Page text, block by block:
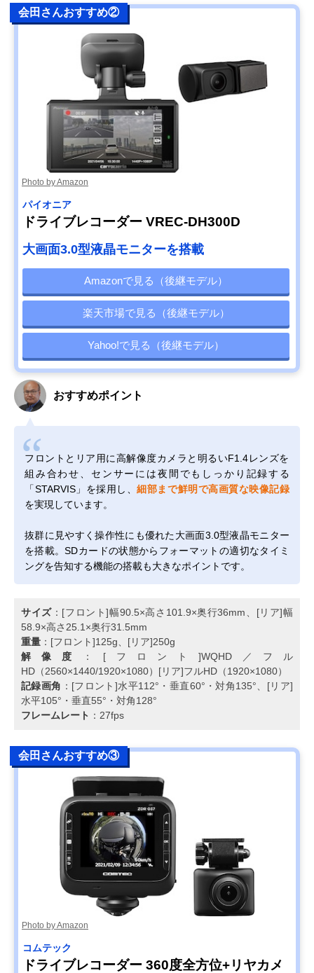
会田さんおすすめ②
Photo by Amazon
パイオニア
ドライブレコーダー VREC-DH300D
大画面3.0型液晶モニターを搭載
Amazonで見る（後継モデル）
楽天市場で見る（後継モデル）
Yahoo!で見る（後継モデル）
おすすめポイント
フロントとリア用に高解像度カメラと明るいF1.4レンズを
組み合わせ、センサーには夜間でもしっかり記録する
「STARVIS」を採用し、細部まで鮮明で高画質な映像記録
を実現しています。
抜群に見やすく操作性にも優れた大画面3.0型液晶モニター
を搭載。SDカードの状態からフォーマットの適切なタイミ
ングを告知する機能の搭載も大きなポイントです。
サイズ：[フロント]幅90.5×高さ101.9×奥行36mm、[リア]幅
58.9×高さ25.1×奥行31.5mm
重量 ：[フロント]125g、[リア]250g
解像度
：[フロント]WQHD／フル
HD（2560×1440/1920×1080）[リア]フルHD（1920×1080）
記録画角 ：[フロント]水平112°・垂直60°・対角135°、[リア]
水平105°・垂直55°・対角128°
フレームレート ：27fps
会田さんおすすめ③
Photo by Amazon
コムテック
ドライブレコーダー 360度全方位+リヤカメ